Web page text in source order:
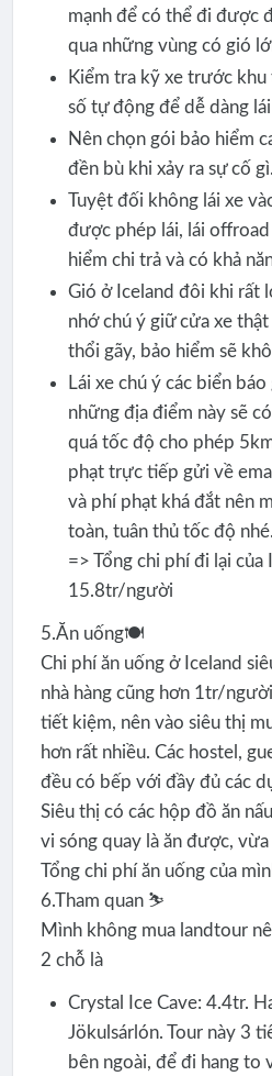
mạnh để có thể đi được
qua những vùng có gió
Kiểm tra kỹ xe trước khu
số tự động để dễ dàng
Nên chọn gói bảo hiểm
đền bù khi xảy ra sự cố gì.
Tuyệt đối không lái xe
được phép lái, lái
hiểm chi trả và có khả
Gió ở Iceland đôi khi rất
nhớ chú ý giữ cửa xe
thổi gãy, bảo hiểm sẽ
Lái xe chú ý các biển
những địa điểm này sẽ
quá tốc độ cho phép
phạt trực tiếp gửi về
và phí phạt khá đắt nên
toàn, tuân thủ tốc độ nhé.
=> Tổng chi phí đi lại của
15.8tr/người
5.Ăn uống🍽️
Chi phí ăn uống ở Iceland
nhà hàng cũng hơn 1tr/
tiết kiệm, nên vào siêu thị
hơn rất nhiều. Các hostel,
đều có bếp với đầy đủ các
Siêu thị có các hộp đồ ăn
vi sóng quay là ăn được,
Tổng chi phí ăn uống của
6.Tham quan ⛷️
Mình không mua landtour
2 chỗ là
Crystal Ice Cave: 4.4tr.
Jökulsárlón. Tour này 3
bên ngoài, để đi hang to